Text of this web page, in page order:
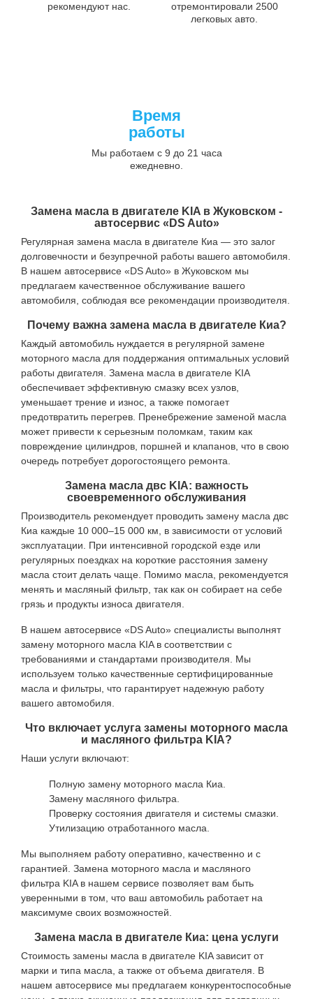
рекомендуют нас.
отремонтировали 2500
легковых авто.
Время
работы
Мы работаем с 9 до 21 часа
ежедневно.
Замена масла в двигателе KIA в Жуковском -
автосервис «DS Auto»
Регулярная замена масла в двигателе Киа — это залог
долговечности и безупречной работы вашего автомобиля.
В нашем автосервисе «DS Auto» в Жуковском мы
предлагаем качественное обслуживание вашего
автомобиля, соблюдая все рекомендации производителя.
Почему важна замена масла в двигателе Киа?
Каждый автомобиль нуждается в регулярной замене
моторного масла для поддержания оптимальных условий
работы двигателя. Замена масла в двигателе KIA
обеспечивает эффективную смазку всех узлов,
уменьшает трение и износ, а также помогает
предотвратить перегрев. Пренебрежение заменой масла
может привести к серьезным поломкам, таким как
повреждение цилиндров, поршней и клапанов, что в свою
очередь потребует дорогостоящего ремонта.
Замена масла двс KIA: важность
своевременного обслуживания
Производитель рекомендует проводить замену масла двс
Киа каждые 10 000–15 000 км, в зависимости от условий
эксплуатации. При интенсивной городской езде или
регулярных поездках на короткие расстояния замену
масла стоит делать чаще. Помимо масла, рекомендуется
менять и масляный фильтр, так как он собирает на себе
грязь и продукты износа двигателя.
В нашем автосервисе «DS Auto» специалисты выполнят
замену моторного масла KIA в соответствии с
требованиями и стандартами производителя. Мы
используем только качественные сертифицированные
масла и фильтры, что гарантирует надежную работу
вашего автомобиля.
Что включает услуга замены моторного масла
и масляного фильтра KIA?
Наши услуги включают:
Полную замену моторного масла Киа.
Замену масляного фильтра.
Проверку состояния двигателя и системы смазки.
Утилизацию отработанного масла.
Мы выполняем работу оперативно, качественно и с
гарантией. Замена моторного масла и масляного
фильтра KIA в нашем сервисе позволяет вам быть
уверенными в том, что ваш автомобиль работает на
максимуме своих возможностей.
Замена масла в двигателе Киа: цена услуги
Стоимость замены масла в двигателе KIA зависит от
марки и типа масла, а также от объема двигателя. В
нашем автосервисе мы предлагаем конкурентоспособные